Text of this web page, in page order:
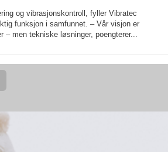
og vibrasjonskontroll, fyller Vibratec
funksjon i samfunnet. – Vår visjon er
– men tekniske løsninger, poengterer...